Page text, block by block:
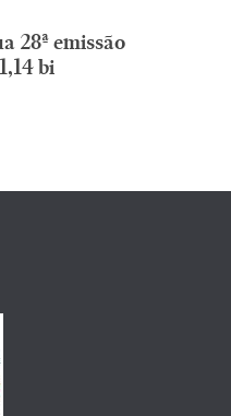
28ª emissão
bi